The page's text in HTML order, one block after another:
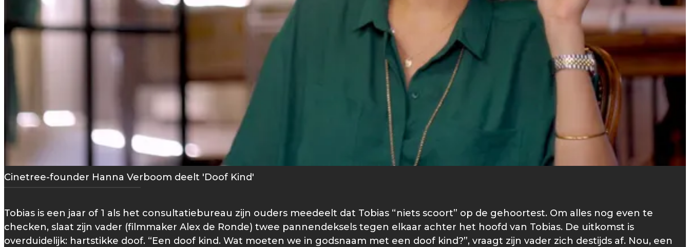
Cinetree-founder Hanna Verboom deelt 'Doof Kind'
Tobias is een jaar of 1 als het consultatiebureau zijn ouders meedeelt dat Tobias “niets scoort” op de gehoortest. Om alles nog even te
checken, slaat zijn vader (filmmaker Alex de Ronde) twee pannendeksels tegen elkaar achter het hoofd van Tobias. De uitkomst is
overduidelijk: hartstikke doof. “Een doof kind. Wat moeten we in godsnaam met een doof kind?”, vraagt zijn vader zich destijds af. Nou, een